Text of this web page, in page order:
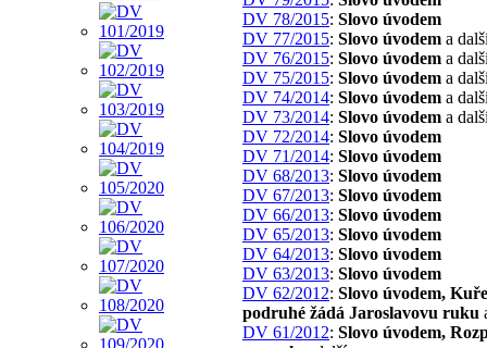
DV 78/2015: Slovo úvodem
DV 77/2015: Slovo úvodem a
DV 76/2015: Slovo úvodem a
DV 75/2015: Slovo úvodem a
DV 74/2014: Slovo úvodem a
DV 73/2014: Slovo úvodem a
DV 72/2014: Slovo úvodem
DV 71/2014: Slovo úvodem
DV 68/2013: Slovo úvodem
DV 67/2013: Slovo úvodem
DV 66/2013: Slovo úvodem
DV 65/2013: Slovo úvodem
DV 64/2013: Slovo úvodem
DV 63/2013: Slovo úvodem
DV 62/2012: Slovo úvodem,
podruhé žádá Jaroslavovu ruku
DV 61/2012: Slovo úvodem,